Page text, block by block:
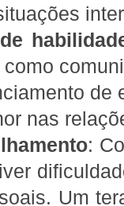
de
nas
:
Um